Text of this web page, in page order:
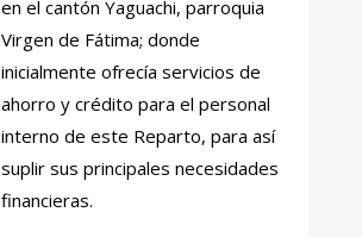
en el cantón Yaguachi, parroquia
Virgen de Fátima; donde
inicialmente ofrecía servicios de
ahorro y crédito para el personal
interno de este Reparto, para así
suplir sus principales necesidades
financieras.